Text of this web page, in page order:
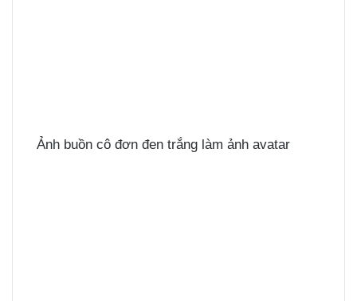
Ảnh buồn cô đơn đen trắng làm ảnh avatar